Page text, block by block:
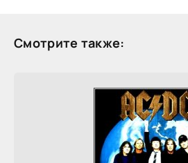
Смотрите также: